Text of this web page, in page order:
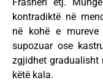
kontradiktë në
në kohë e
supozuar ose
zgjidhet gradualisht
këtë kala.